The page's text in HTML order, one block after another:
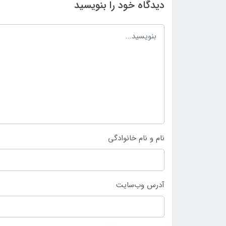
دیدگاه خود را بنویسید
نام و نام خانوادگی
آدرس وب‌سایت